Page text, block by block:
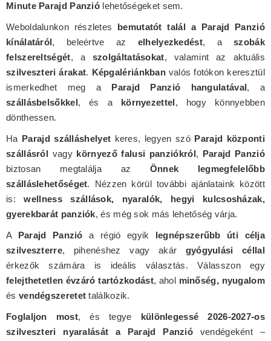
Minute Parajd Panzió lehetőségeket sem.
Weboldalunkon részletes bemutatót talál a Parajd Panzió
kínálatáról, beleértve az elhelyezkedést, aszobák
felszereltségét, a szolgáltatásokat, valamint az aktuális
szilveszteri árakat. Képgalériánkban valós fotókon keresztül
ismerkedhet meg a Parajd Panzió hangulatával, a
szállásbelsőkkel, és a környezettel, hogy könnyebben
dönthessen.
Ha Parajd szálláshelyet keres, legyen szó Parajd központi
szállásról vagy környező falusi panziókról, Parajd Panzió
biztosan megtalálja az Önnek legmegfelelőbb
szálláslehetőséget. Nézzen körül további ajánlataink között
is:wellness szállások, nyaralók, hegyi kulcsosházak,
gyerekbarát panziók, és még sok más lehetőség várja.
A Parajd Panzió a régió egyik legnépszerűbb úti célja
szilveszterre, pihenéshez vagy akár gyógyulási céllal
érkezők számára is ideális választás. Válasszon egy
felejthetetlen évzáró tartózkodást, ahol minőség, nyugalom
és vendégszeretet találkozik.
Foglaljon most, és tegye különlegessé 2026-2027-os
szilveszteri nyaralását a Parajd Panzió vendégeként –